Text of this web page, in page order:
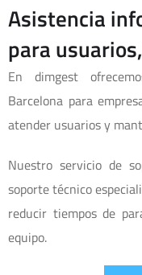
Asistencia
para
En dimgest
Barcelona para
atender usuarios y
Nuestro servicio de
soporte técnico
reducir tiempos de
equipo.